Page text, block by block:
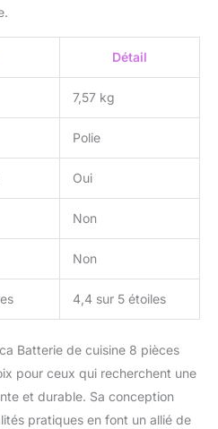
Détail
7,57 kg
Polie
Oui
Non
Non
4,4 sur 5 étoiles
Batterie de cuisine 8 pièces
pour ceux qui recherchent une
et durable. Sa conception
pratiques en font un allié de